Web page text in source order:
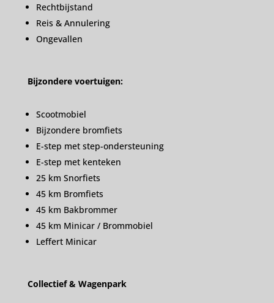
Rechtbijstand
Reis & Annulering
Ongevallen
Bijzondere voertuigen:
Scootmobiel
Bijzondere bromfiets
E-step met step-ondersteuning
E-step met kenteken
25 km Snorfiets
45 km Bromfiets
45 km Bakbrommer
45 km Minicar / Brommobiel
Leffert Minicar
Collectief & Wagenpark